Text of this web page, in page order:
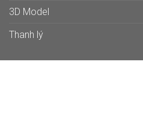
3D Model
Thanh lý